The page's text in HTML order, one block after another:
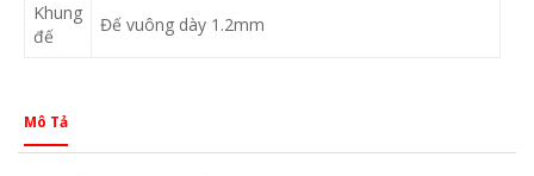
Khung
đế
Đế vuông dày 1.2mm
Mô Tả